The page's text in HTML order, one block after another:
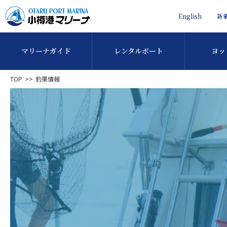
English 新
マリーナガイド レンタルボート ヨ
TOP 釣果情報